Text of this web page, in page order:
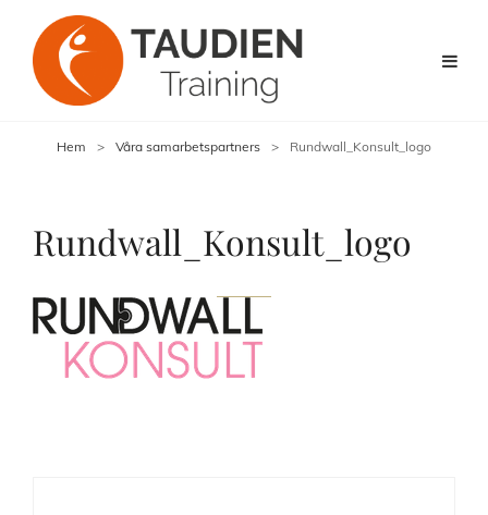
Hem > Våra samarbetspartners > Rundwall_Konsult_logo
Rundwall_Konsult_logo